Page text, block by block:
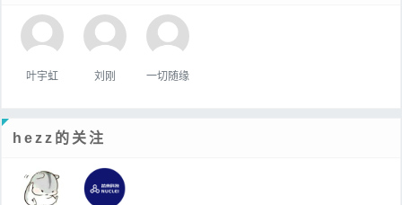
叶宇虹 刘刚 一切随缘
hezz的关注